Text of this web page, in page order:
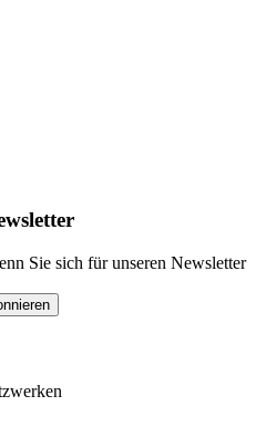
Sie sich für unseren Newsletter